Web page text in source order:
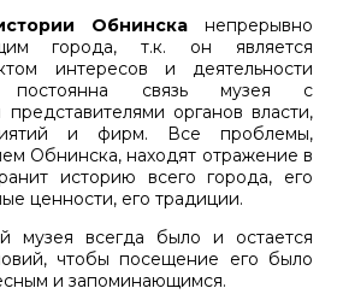
Обнинска непрерывно
города, т.к. он является
интересов и деятельности
постоянна связь музея с
органов власти,
и фирм. Все проблемы,
Обнинска, находят отражение в
историю всего города, его
ценности, его традиции.
музея всегда было и остается
чтобы посещение его было
и запоминающимся.